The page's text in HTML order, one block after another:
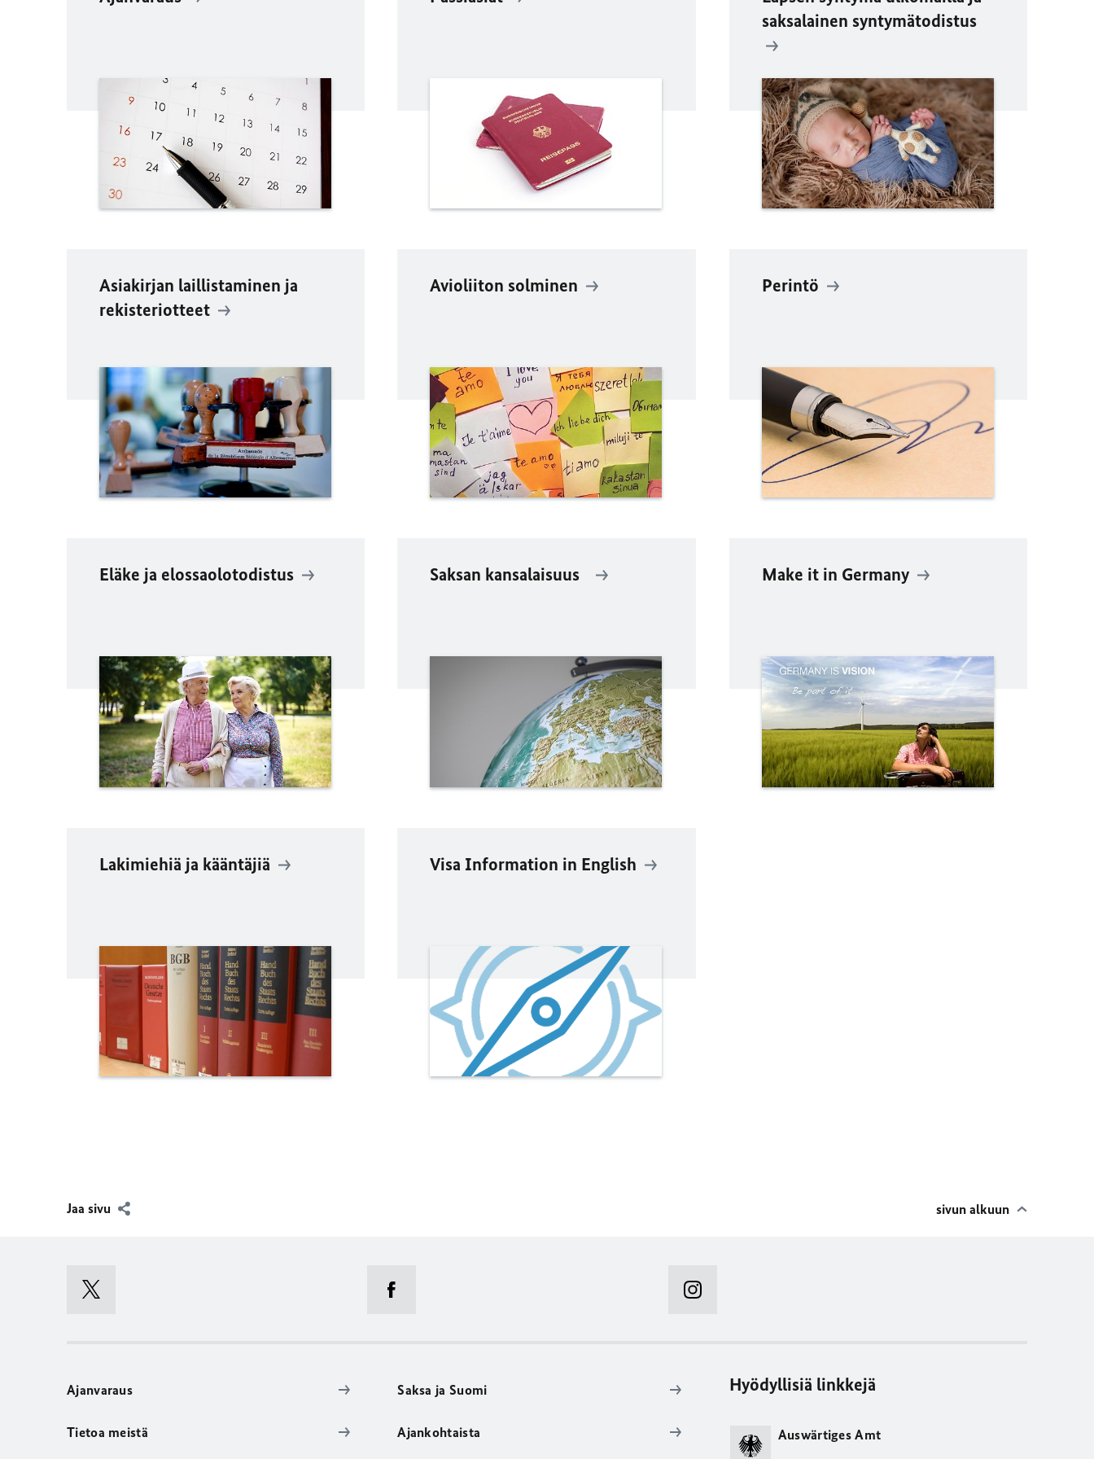
saksalainen syntymätodistus
Asiakirjan laillistaminen ja
rekisteriotteet
Avioliiton solminen Perintö
Eläke ja elossaolotodistus Saksan kansalaisuus Make it in Germany
Lakimiehiä ja kääntäjiä Visa Information in English
Jaa sivu sivun alkuun
Ajanvaraus
Tietoa meistä
Saksa ja Suomi
Ajankohtaista
Hyödyllisiä linkkejä
Auswärtiges Amt